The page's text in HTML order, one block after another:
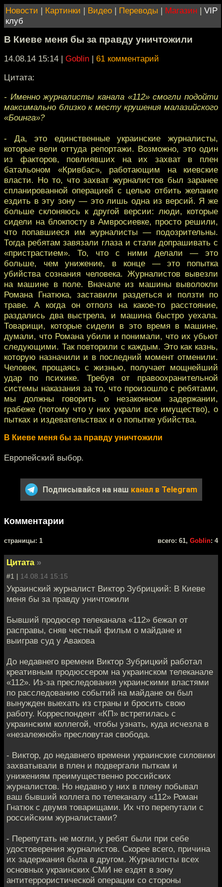
Новости | Картинки | Видео | Переводы | Магазин | VIP
клуб
В Киеве меня бы за правду уничтожили
14.08.14 15:14 | Goblin | 61 комментарий
Цитата:
- Именно журналисты канала «112» смогли подойти
максимально близко к месту крушения малазийского
«Боинга»?
- Да, это единственные украинские журналисты,
которые вели оттуда репортажи. Возможно, это один
из факторов, повлиявших на их захват в плен
батальоном «Кривбас», работающим на киевские
власти. Но то, что захват журналистов был заранее
спланированной операцией с целью отбить желание
ездить в эту зону — это лишь одна из версий. Я же
больше склоняюсь к другой версии: люди, которые
сидели на блокпосту в Амвросиевке, просто решили,
что попавшиеся им журналисты — подозрительны.
Тогда ребятам завязали глаза и стали допрашивать с
«пристрастием». То, что с ними делали — это
больше, чем унижение, в конце — это попытка
убийства сознания человека. Журналистов вывезли
на машине в поле. Вначале из машины выволокли
Романа Гнатюка, заставили раздеться и ползти по
траве. А когда он отполз на какое-то расстояние,
раздались два выстрела, и машина быстро уехала.
Товарищи, которые сидели в это время в машине,
думали, что Романа убили и понимали, что их убьют
следующими. Так повторили с каждым. Это как казнь,
которую назначили и в последний момент отменили.
Человек, прощаясь с жизнью, получает мощнейший
удар по психике. Требуя от правоохранительной
системы наказания за то, что произошло с ребятами,
мы должны говорить о незаконном задержании,
грабеже (потому что у них украли все имущество), о
пытках и издевательствах и о попытке убийства.
В Киеве меня бы за правду уничтожили
Европейский выбор.
Подписывайся на наш канал в Telegram
Комментарии
cтраницы: 1 всего: 61, Goblin: 4
Цитата »
#1 | 14.08.14 15:15
Украинский журналист Виктор Зубрицкий: В Киеве
меня бы за правду уничтожили
Бывший продюсер телеканала «112» бежал от
расправы, сняв честный фильм о майдане и
выиграв суд у Авакова
До недавнего времени Виктор Зубрицкий работал
креативным продюссером на украинском телеканале
«112». Из-за преследования украинскими властями
по расследованию событий на майдане он был
вынужден выехать из страны и бросить свою
работу. Корреспондент «КП» встретилась с
украинским коллегой, чтобы узнать, куда исчезла в
«незалежной» пресловутая свобода.
- Виктор, до недавнего времени украинские силовики
захватывали в плен и подвергали пыткам и
унижениям преимущественно российских
журналистов. Но недавно у них в плену побывал
ваш бывший коллега по телеканалу «112» Роман
Гнатюк с двумя товарищами. Их что перепутали с
российским журналистами?
- Перепутать не могли, у ребят были при себе
удостоверения журналистов. Скорее всего, причина
их задержания была в другом. Журналисты всех
основных украинских СМИ не ездят в зону
антитеррористической операции со стороны